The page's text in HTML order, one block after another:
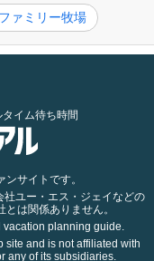
ァミリー牧場
イム待ち時間
サイトです。
社ユー・エス・ジェイなどの
は関係ありません。
planning guide.
site and is not affiliated with
any of its subsidiaries.